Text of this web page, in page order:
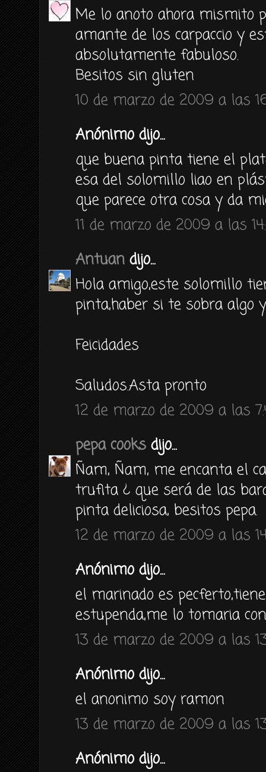
Me lo anoto ahora mismito
amante de los carpaccio y
absolutamente fabuloso.
Besitos sin gluten
10 de marzo de 2009 a las
Anónimo dijo...
que buena pinta tiene el
esa del solomillo liao en
que parece otra cosa y da
11 de marzo de 2009 a las
Antuan dijo...
Hola amigo,este solomillo
pinta,haber si te sobra algo
Feicidades
Saludos.Asta pronto
12 de marzo de 2009 a las
pepa cooks dijo...
Ñam, Ñam, me encanta el
trufita ¿ que será de las
pinta deliciosa, besitos pepa.
12 de marzo de 2009 a las
Anónimo dijo...
el marinado es
estupenda,me lo tomaria
13 de marzo de 2009 a las
Anónimo dijo...
el anonimo soy ramon
13 de marzo de 2009 a las
Anónimo dijo...